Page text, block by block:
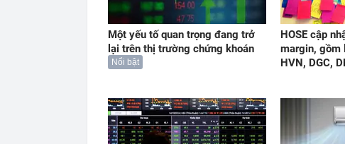
Một yếu tố quan trọng đang trở
lại trên thị trường chứng khoán
Nổi bật
HOSE cập
margin, gồm
HVN, DGC,